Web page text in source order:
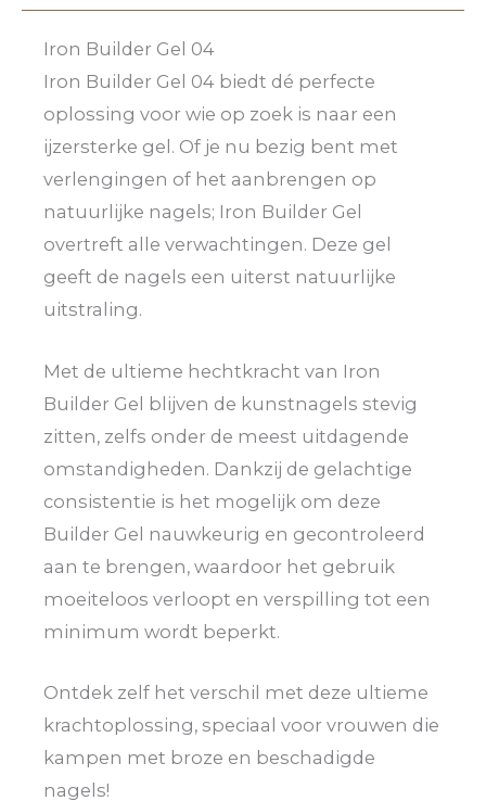
Iron Builder Gel 04
Iron Builder Gel 04 biedt dé perfecte
oplossing voor wie op zoek is naar een
ijzersterke gel. Of je nu bezig bent met
verlengingen of het aanbrengen op
natuurlijke nagels; Iron Builder Gel
overtreft alle verwachtingen. Deze gel
geeft de nagels een uiterst natuurlijke
uitstraling.
Met de ultieme hechtkracht van Iron
Builder Gel blijven de kunstnagels stevig
zitten, zelfs onder de meest uitdagende
omstandigheden. Dankzij de gelachtige
consistentie is het mogelijk om deze
Builder Gel nauwkeurig en gecontroleerd
aan te brengen, waardoor het gebruik
moeiteloos verloopt en verspilling tot een
minimum wordt beperkt.
Ontdek zelf het verschil met deze ultieme
krachtoplossing, speciaal voor vrouwen die
kampen met broze en beschadigde
nagels!